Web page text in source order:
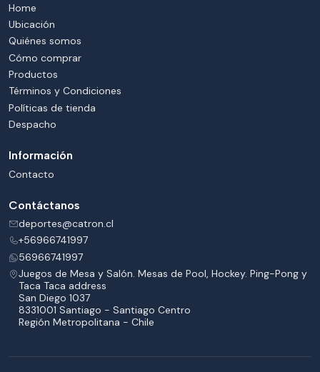
Home
Ubicación
Quiénes somos
Cómo comprar
Productos
Términos y Condiciones
Políticas de tienda
Despacho
Información
Contacto
Contáctanos
deportes@catron.cl
+56966741997
56966741997
Juegos de Mesa y Salón. Mesas de Pool, Hockey. Ping-Pong y
Taca Taca address
San Diego 1037
8331001 Santiago - Santiago Centro
Región Metropolitana - Chile